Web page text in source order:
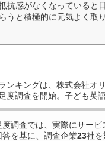
抗感がなくなっていると
うと積極的に元気よく取
ンキングは、株式会社オ
度調査を開始。子ども英
調査では、実際にサービ
を基に、調査企業23社を